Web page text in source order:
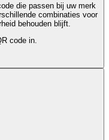
die passen bij uw merk
combinaties voor
behouden blijft.
code in.